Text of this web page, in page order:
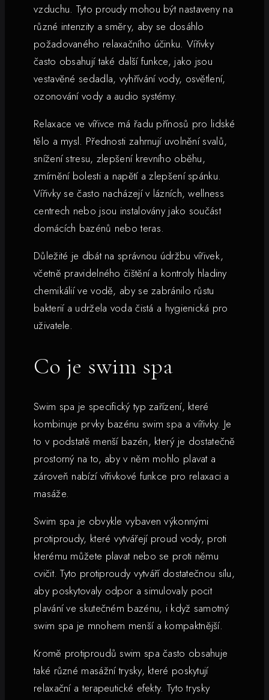
vzduchu. Tyto proudy mohou být nastaveny na
různé intenzity a směry, aby se dosáhlo
požadovaného relaxačního účinku. Vířivky
často obsahují také další funkce, jako jsou
vestavěné sedadla, vyhřívání vody, osvětlení,
ozonování vody a audio systémy.
Relaxace ve vířivce má řadu přínosů pro lidské
tělo a mysl. Přednosti zahrnují uvolnění svalů,
snížení stresu, zlepšení krevního oběhu,
zmírnění bolesti a napětí a zlepšení spánku.
Vířivky se často nacházejí v lázních, wellness
centrech nebo jsou instalovány jako součást
domácích bazénů nebo teras.
Důležité je dbát na správnou údržbu vířivek,
včetně pravidelného čištění a kontroly hladiny
chemikálií ve vodě, aby se zabránilo růstu
bakterií a udržela voda čistá a hygienická pro
uživatele.
Co je swim spa
Swim spa je specifický typ zařízení, které
kombinuje prvky bazénu swim spa a vířivky. Je
to v podstatě menší bazén, který je dostatečně
prostorný na to, aby v něm mohlo plavat a
zároveň nabízí vířivkové funkce pro relaxaci a
masáže.
Swim spa je obvykle vybaven výkonnými
protiproudy, které vytvářejí proud vody, proti
kterému můžete plavat nebo se proti němu
cvičit. Tyto protiproudy vytváří dostatečnou sílu,
aby poskytovaly odpor a simulovaly pocit
plavání ve skutečném bazénu, i když samotný
swim spa je mnohem menší a kompaktnější.
Kromě protiproudů swim spa často obsahuje
také různé masážní trysky, které poskytují
relaxační a terapeutické efekty. Tyto trysky